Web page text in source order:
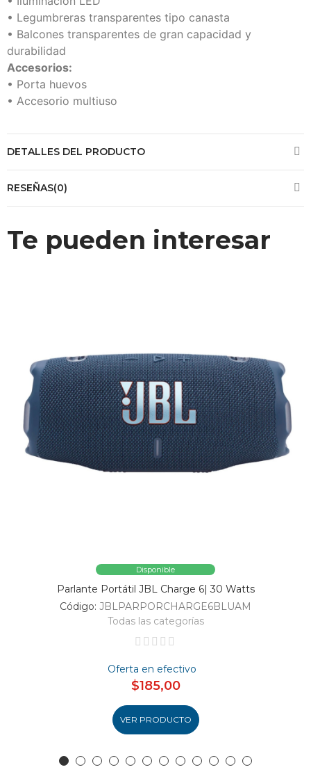
• Legumbreras transparentes tipo canasta
• Balcones transparentes de gran capacidad y
durabilidad
Accesorios:
• Porta huevos
• Accesorio multiuso
DETALLES DEL PRODUCTO
RESEÑAS(0)
Te pueden interesar
Disponible
Parlante Portátil JBL Charge 6| 30 Watts
Código: JBLPARPORCHARGE6BLUAM
Todas las categorías
Oferta en efectivo
$185,00
VER PRODUCTO